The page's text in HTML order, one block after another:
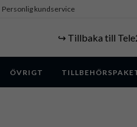
Personlig kundservice
↪️ Tillbaka till
ÖVRIGT